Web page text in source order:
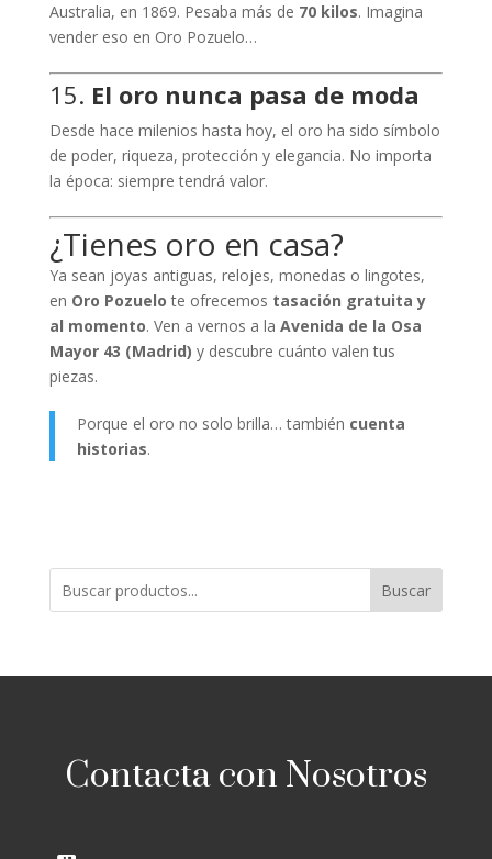
Australia, en 1869. Pesaba más de 70 kilos. Imagina
vender eso en Oro Pozuelo…
15. El oro nunca pasa de moda
Desde hace milenios hasta hoy, el oro ha sido símbolo
de poder, riqueza, protección y elegancia. No importa
la época: siempre tendrá valor.
¿Tienes oro en casa?
Ya sean joyas antiguas, relojes, monedas o lingotes,
en Oro Pozuelo te ofrecemos tasación gratuita y
al momento. Ven a vernos a la Avenida de la Osa
Mayor 43 (Madrid) y descubre cuánto valen tus
piezas.
Porque el oro no solo brilla… también cuenta
historias.
Buscar
Contacta con Nosotros